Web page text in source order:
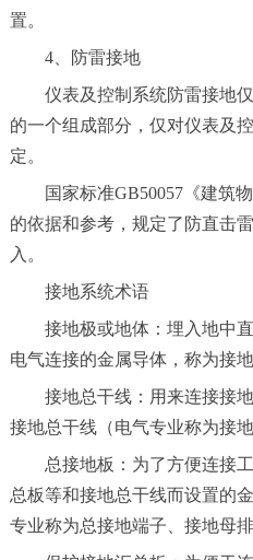
置。
4、防雷接地
仪表及控制系统防雷接地
的一个组成部分，仅对仪表及
定。
国家标准GB50057《建筑
的依据和参考，规定了防直击
入。
接地系统术语
接地极或地体：埋入地中
电气连接的金属导体，称为接地
接地总干线：用来连接接
接地总干线（电气专业称为接地
总接地板：为了方便连接
总板等和接地总干线而设置的
专业称为总接地端子、接地母排